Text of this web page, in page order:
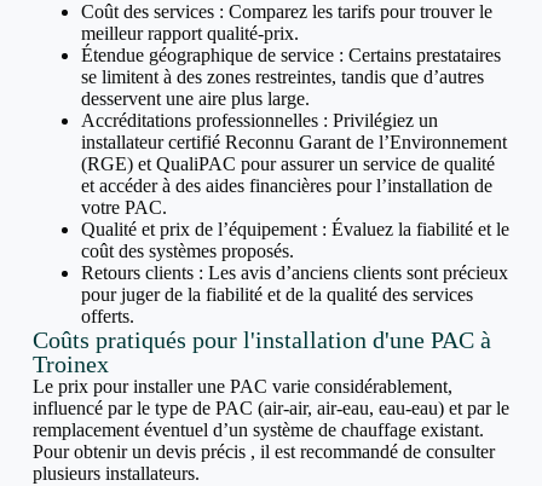
Coût des services : Comparez les tarifs pour trouver le
meilleur rapport qualité-prix.
Étendue géographique de service : Certains prestataires
se limitent à des zones restreintes, tandis que d’autres
desservent une aire plus large.
Accréditations professionnelles : Privilégiez un
installateur certifié Reconnu Garant de l’Environnement
(RGE) et QualiPAC pour assurer un service de qualité
et accéder à des aides financières pour l’installation de
votre PAC.
Qualité et prix de l’équipement : Évaluez la fiabilité et le
coût des systèmes proposés.
Retours clients : Les avis d’anciens clients sont précieux
pour juger de la fiabilité et de la qualité des services
offerts.
Coûts pratiqués pour l'installation d'une PAC à
Troinex
Le prix pour installer une PAC varie considérablement,
influencé par le type de PAC (air-air, air-eau, eau-eau) et par le
remplacement éventuel d’un système de chauffage existant.
Pour obtenir un devis précis , il est recommandé de consulter
plusieurs installateurs.